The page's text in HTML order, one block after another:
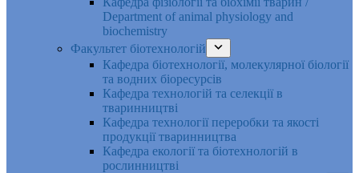
Department of animal physiology and
biochemistry
Факультет біотехнологій
Кафедра біотехнології, молекулярної біології
та водних біоресурсів
Кафедра технологій та селекції в
тваринництві
Кафедра технології переробки та якості
продукції тваринництва
Кафедра екології та біотехнологій в
рослинництві